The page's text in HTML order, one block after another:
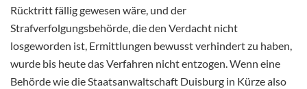
Rücktritt fällig gewesen wäre, und der
Strafverfolgungsbehörde, die den Verdacht nicht
losgeworden ist, Ermittlungen bewusst verhindert zu haben,
wurde bis heute das Verfahren nicht entzogen. Wenn eine
Behörde wie die Staatsanwaltschaft Duisburg in Kürze also